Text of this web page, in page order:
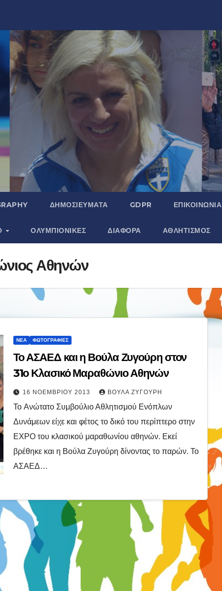
ΔΗΜΟΣΙΕΎΜΑΤΑ GDPR ΕΠΙΚΟΙΝΩΝΊΑ
ΟΛΥΜΠΙΟΝΊΚΕΣ ΔΙΆΦΟΡΑ ΑΘΛΗΤΙΣΜΌΣ
Αθηνών
ΝΈΑ ΦΩΤΟΓΡΑΦΊΕΣ
Το ΑΣΑΕΔ και η Βούλα Ζυγούρη στον
31ο Κλασικό Μαραθώνιο Αθηνών
16 ΝΟΕΜΒΡΊΟΥ 2013 ΒΟΎΛΑ ΖΥΓΟΎΡΗ
To Ανώτατο Συμβούλιο Αθλητισμού Ενόπλων
Δυνάμεων είχε και φέτος το δικό του περίπτερο στην
EXPO του κλασικού μαραθωνίου αθηνών. Εκεί
βρέθηκε και η Βούλα Ζυγούρη δίνοντας το παρών. Το
ΑΣΑΕΔ…